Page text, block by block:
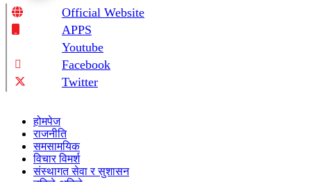
Online News Portal
Official Website
APPS
Youtube
Facebook
Twitter
होमपेज
राजनीति
समसामयिक
विचार विमर्श
संस्थागत सेवा र सुशासन